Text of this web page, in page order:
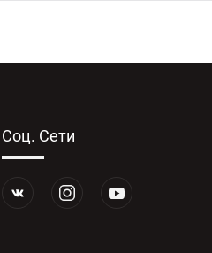
Соц. Сети